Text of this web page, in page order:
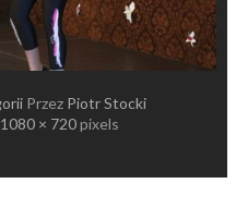
Przez Piotr Stocki
1080 × 720pixels